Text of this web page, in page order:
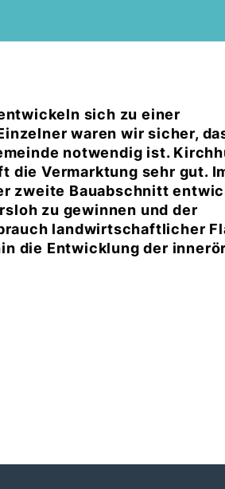
sich zu einer
waren wir sicher,
notwendig ist.
die Vermarktung sehr gut.
zweite Bauabschnitt
zu gewinnen und der
landwirtschaftlicher
die Entwicklung der